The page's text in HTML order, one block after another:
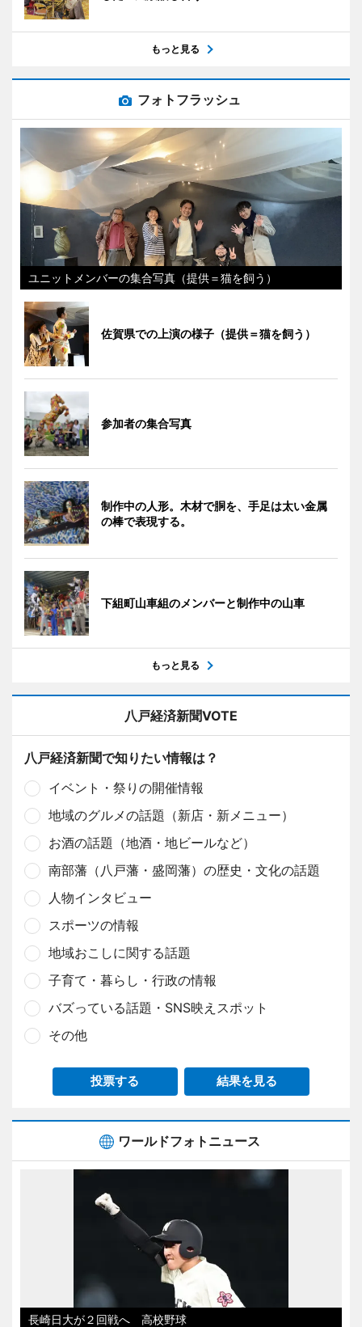
もっと見る
フォトフラッシュ
ユニットメンバーの集合写真（提供＝猫を飼う）
佐賀県での上演の様子（提供＝猫を飼う）
参加者の集合写真
制作中の人形。木材で胴を、手足は太い金属
の棒で表現する。
下組町山車組のメンバーと制作中の山車
もっと見る
八戸経済新聞VOTE
八戸経済新聞で知りたい情報は？
イベント・祭りの開催情報
地域のグルメの話題（新店・新メニュー）
お酒の話題（地酒・地ビールなど）
南部藩（八戸藩・盛岡藩）の歴史・文化の話題
人物インタビュー
スポーツの情報
地域おこしに関する話題
子育て・暮らし・行政の情報
バズっている話題・SNS映えスポット
その他
投票する 結果を見る
ワールドフォトニュース
長崎日大が２回戦へ 高校野球